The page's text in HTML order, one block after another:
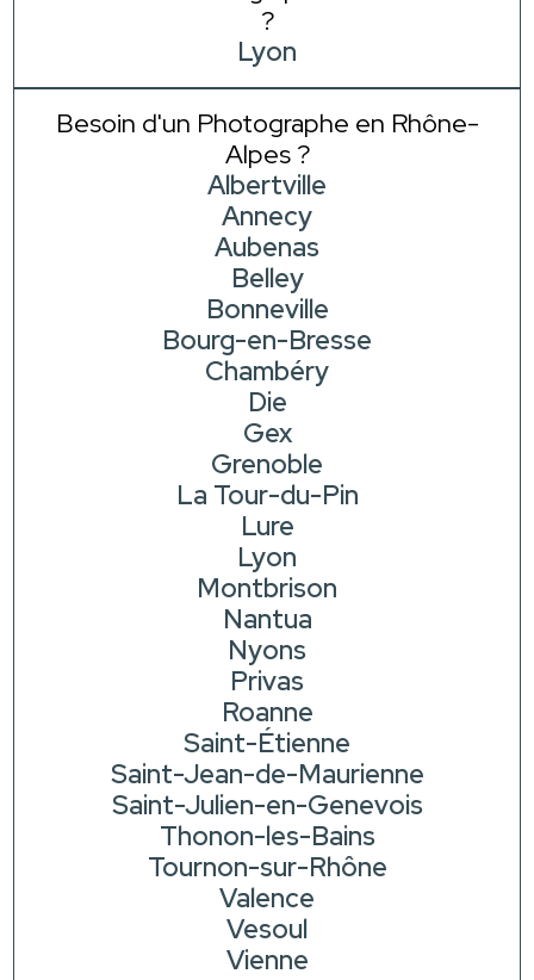
?
Lyon
Besoin d'un Photographe en Rhône-
Alpes ?
Albertville
Annecy
Aubenas
Belley
Bonneville
Bourg-en-Bresse
Chambéry
Die
Gex
Grenoble
La Tour-du-Pin
Lure
Lyon
Montbrison
Nantua
Nyons
Privas
Roanne
Saint-Étienne
Saint-Jean-de-Maurienne
Saint-Julien-en-Genevois
Thonon-les-Bains
Tournon-sur-Rhône
Valence
Vesoul
Vienne